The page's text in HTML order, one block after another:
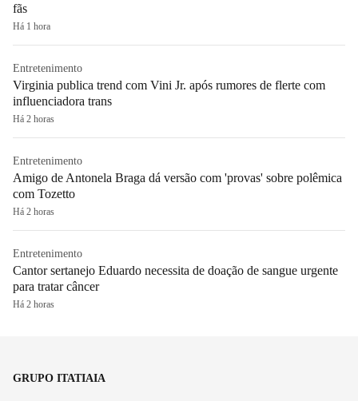
fãs
Há 1 hora
Entretenimento
Virginia publica trend com Vini Jr. após rumores de flerte com
influenciadora trans
Há 2 horas
Entretenimento
Amigo de Antonela Braga dá versão com 'provas' sobre polêmica
com Tozetto
Há 2 horas
Entretenimento
Cantor sertanejo Eduardo necessita de doação de sangue urgente
para tratar câncer
Há 2 horas
GRUPO ITATIAIA